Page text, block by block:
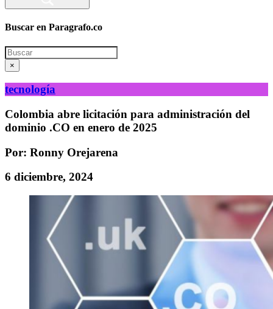
Buscar en Paragrafo.co
Search
×
tecnología
Colombia abre licitación para administración del
dominio .CO en enero de 2025
Por: Ronny Orejarena
6 diciembre, 2024